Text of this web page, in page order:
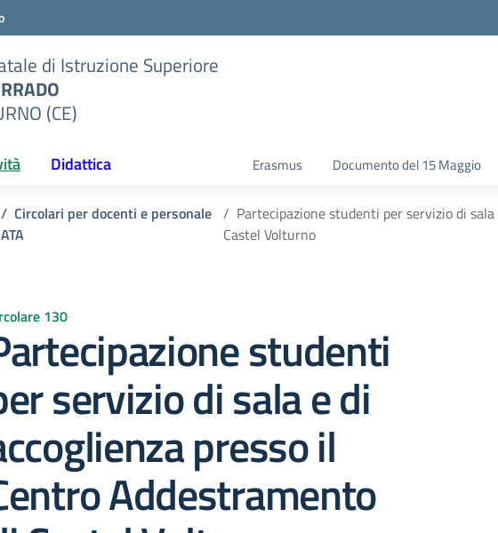
di Istruzione Superiore
(CE)
Didattica Erasmus Documento del 15 Maggio
Circolari per docenti e personale
ATA
Partecipazione studenti per servizio di
Castel Volturno
130
studenti
servizio di sala e di
presso il
Addestramento